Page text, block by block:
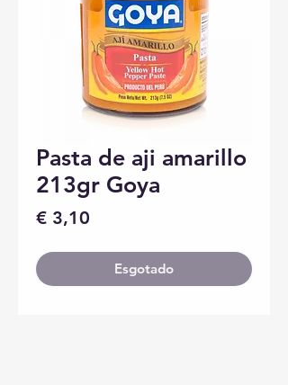
Pasta de aji amarillo
213gr Goya
€ 3,10
Esgotado